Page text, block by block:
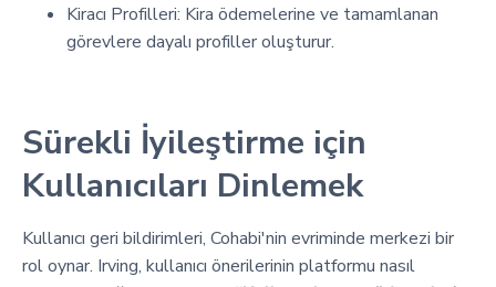
Kiracı Profilleri: Kira ödemelerine ve tamamlanan
görevlere dayalı profiller oluşturur.
Sürekli İyileştirme için
Kullanıcıları Dinlemek
Kullanıcı geri bildirimleri, Cohabi'nin evriminde merkezi bir
rol oynar. Irving, kullanıcı önerilerinin platformu nasıl